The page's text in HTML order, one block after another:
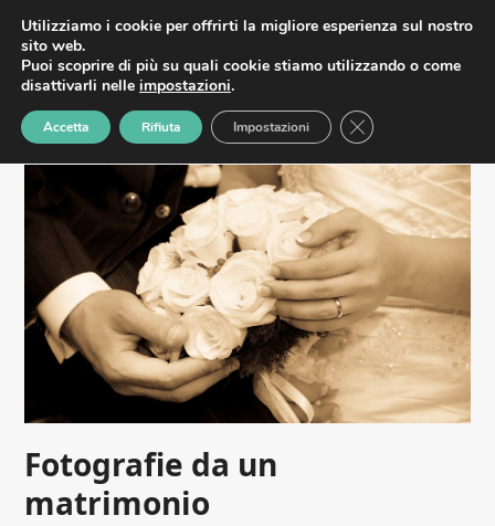
content
Open
mobile
menu
Close
mobile
menu
album matrimonio
Home»album matrimonio
Fotografie da un
matrimonio
Utilizziamo i cookie per offrirti la migliore esperienza sul nostro
sito web.
Puoi scoprire di più su quali cookie stiamo utilizzando o come
disattivarli nelle impostazioni.
Accetta Rifiuta Impostazioni Close GDPR